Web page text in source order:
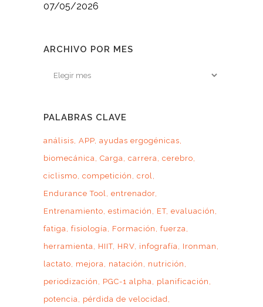
07/05/2026
ARCHIVO POR MES
Archivo
PALABRAS CLAVE
análisis APP ayudas ergogénicas
biomecánica Carga carrera cerebro
ciclismo competición
crol
Endurance Tool entrenador
Entrenamiento estimación ET evaluación
fatiga fisiología Formación
fuerza
herramienta
HIIT HRV infografía
Ironman
lactato
mejora natación
nutrición
periodización
PGC-1 alpha
planificación
potencia
pérdida de velocidad